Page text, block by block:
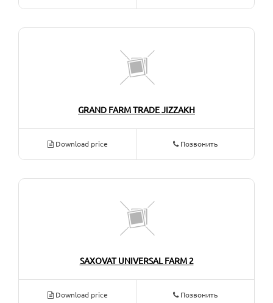
GRAND FARM TRADE JIZZAKH
Download price Позвонить
SAXOVAT UNIVERSAL FARM 2
Download price Позвонить